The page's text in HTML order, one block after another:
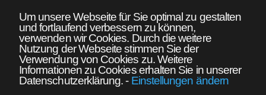
Um unsere Webseite für Sie optimal zu gestalten
und fortlaufend verbessern zu können,
verwenden wir Cookies. Durch die weitere
Nutzung der Webseite stimmen Sie der
Verwendung von Cookies zu. Weitere
Informationen zu Cookies erhalten Sie in unserer
Datenschutzerklärung.- Einstellungen ändern